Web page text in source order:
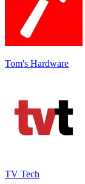
Tom's Hardware
TV Tech